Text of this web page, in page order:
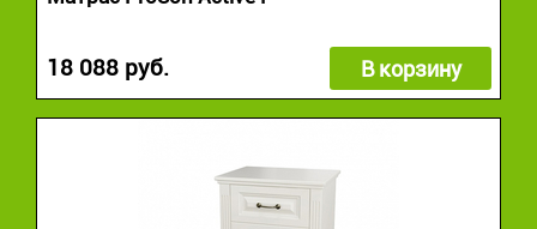
18 088 руб. В корзину